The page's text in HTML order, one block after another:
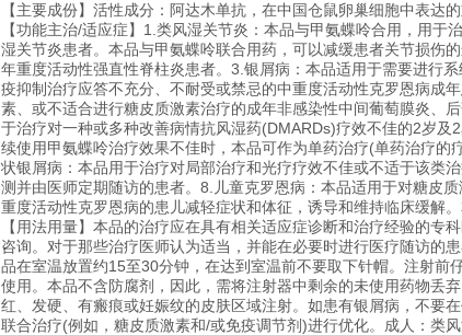
【主要成份】活性成分：阿达木单抗，在中国仓鼠卵巢细胞中表达
【功能主治/适应症】1.类风湿关节炎：本品与甲氨蝶呤合用，用
湿关节炎患者。本品与甲氨蝶呤联合用药，可以减缓患者关节损伤
年重度活动性强直性脊柱炎患者。3.银屑病：本品适用于需要进行
疫抑制治疗应答不充分、不耐受或禁忌的中重度活动性克罗恩病成
素、或不适合进行糖皮质激素治疗的成年非感染性中间葡萄膜炎、
于治疗对一种或多种改善病情抗风湿药(DMARDs)疗效不佳的2岁
续使用甲氨蝶呤治疗效果不佳时，本品可作为单药治疗(单药治疗
状银屑病：本品用于治疗对局部治疗和光疗疗效不佳或不适于该类
测并由医师定期随访的患者。8.儿童克罗恩病：本品适用于对糖皮
重度活动性克罗恩病的患儿减轻症状和体征，诱导和维持临床缓解
【用法用量】本品的治疗应在具有相关适应症诊断和治疗经验的
咨询。对于那些治疗医师认为适当，并能在必要时进行医疗随访的
品在室温放置约15至30分钟，在达到室温前不要取下针帽。注射
使用。本品不含防腐剂，因此，需将注射器中剩余的未使用药物丢
红、发硬、有瘢痕或妊娠纹的皮肤区域注射。如患有银屑病，不要
联合治疗(例如，糖皮质激素和/或免疫调节剂)进行优化。成人：类